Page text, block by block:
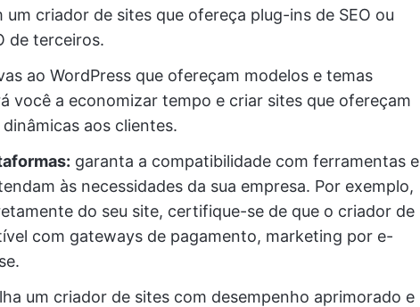
criador de sites que ofereça plug-ins de SEO ou
de terceiros.
ao WordPress que ofereçam modelos e temas
você a economizar tempo e criar sites que ofereçam
aos clientes.
garanta a compatibilidade com ferramentas e
às necessidades da sua empresa. Por exemplo,
do seu site, certifique-se de que o criador de
com gateways de pagamento, marketing por e-
um criador de sites com desempenho aprimorado e